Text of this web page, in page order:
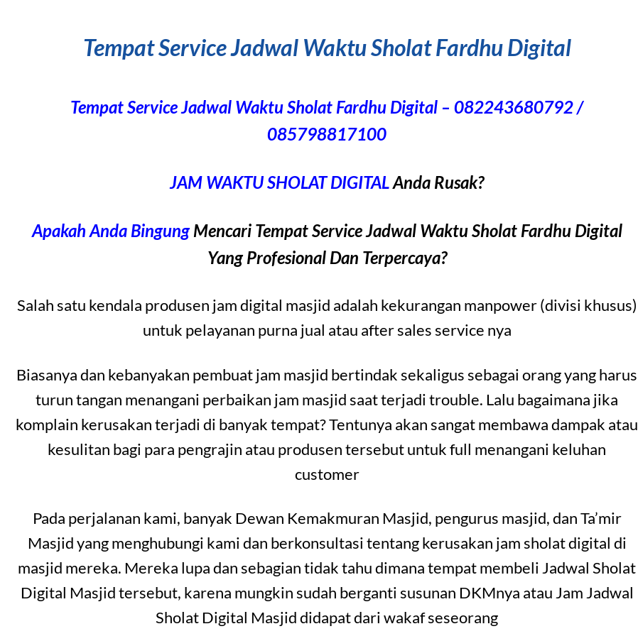
Tempat Service Jadwal Waktu Sholat Fardhu Digital
Tempat Service Jadwal Waktu Sholat Fardhu Digital – 082243680792 /
085798817100
JAM WAKTU SHOLAT DIGITALAnda Rusak?
Apakah Anda BingungMencari Tempat Service Jadwal Waktu Sholat Fardhu Digital
Yang Profesional Dan Terpercaya?
Salah satu kendala produsen jam digital masjid adalah kekurangan manpower (divisi khusus)
untuk pelayanan purna jual atau after sales service nya
Biasanya dan kebanyakan pembuat jam masjid bertindak sekaligus sebagai orang yang harus
turun tangan menangani perbaikan jam masjid saat terjadi trouble. Lalu bagaimana jika
komplain kerusakan terjadi di banyak tempat? Tentunya akan sangat membawa dampak atau
kesulitan bagi para pengrajin atau produsen tersebut untuk full menangani keluhan
customer
Pada perjalanan kami, banyak Dewan Kemakmuran Masjid, pengurus masjid, dan Ta’mir
Masjid yang menghubungi kami dan berkonsultasi tentang kerusakan jam sholat digital di
masjid mereka. Mereka lupa dan sebagian tidak tahu dimana tempat membeli Jadwal Sholat
Digital Masjid tersebut, karena mungkin sudah berganti susunan DKMnya atau Jam Jadwal
Sholat Digital Masjid didapat dari wakaf seseorang